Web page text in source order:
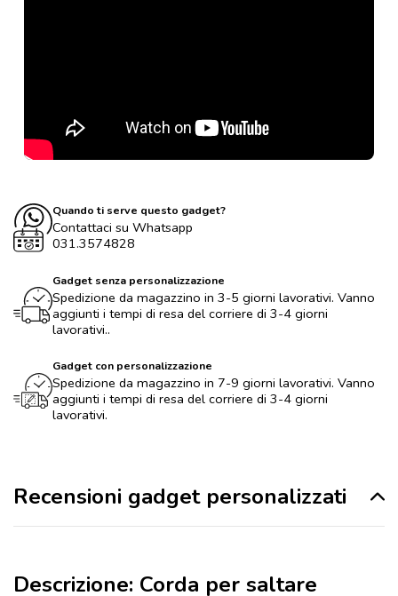
Quando ti serve questo gadget?
Contattaci su Whatsapp
031.3574828
Gadget senza personalizzazione
Spedizione da magazzino in 3-5 giorni lavorativi. Vanno
aggiunti i tempi di resa del corriere di 3-4 giorni
lavorativi..
Gadget con personalizzazione
Spedizione da magazzino in 7-9 giorni lavorativi. Vanno
aggiunti i tempi di resa del corriere di 3-4 giorni
lavorativi.
Recensioni gadget personalizzati
Descrizione: Corda per saltare